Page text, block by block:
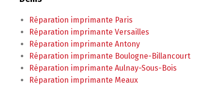
Réparation imprimante Paris
Réparation imprimante Versailles
Réparation imprimante Antony
Réparation imprimante Boulogne-Billancourt
Réparation imprimante Aulnay-Sous-Bois
Réparation imprimante Meaux